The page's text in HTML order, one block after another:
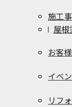
施工
屋
お客
イベ
リフ